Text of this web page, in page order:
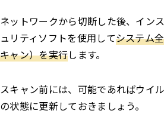
ネットワークから切断した後、イン
ュリティソフトを使用してシステム
キャン）を実行します。
スキャン前には、可能であればウイ
の状態に更新しておきましょう。